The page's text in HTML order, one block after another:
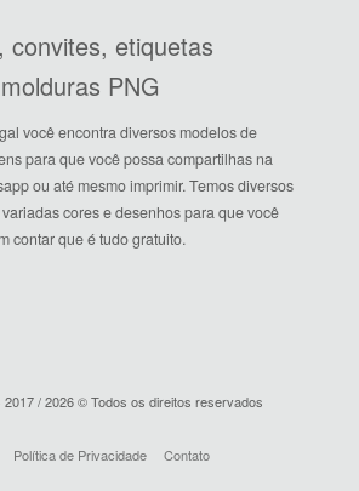
convites, etiquetas
PNG
você encontra diversos modelos de
para que você possa compartilhas na
ou até mesmo imprimir. Temos diversos
cores e desenhos para que você
contar que é tudo gratuito.
· 2017 / 2026 © Todos os direitos reservados
Política de Privacidade Contato